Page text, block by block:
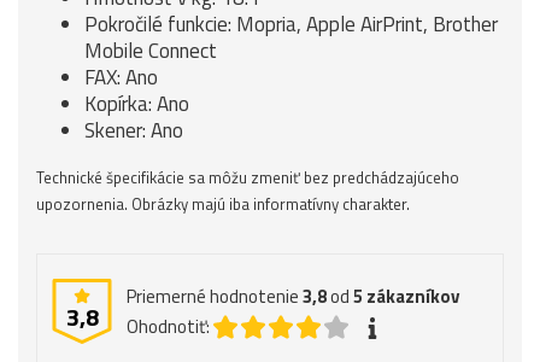
Pokročilé funkcie: Mopria, Apple AirPrint, Brother
Mobile Connect
FAX: Ano
Kopírka: Ano
Skener: Ano
Technické špecifikácie sa môžu zmeniť bez predchádzajúceho
upozornenia. Obrázky majú iba informatívny charakter.
3,8
Priemerné hodnotenie3,8od5 zákazníkov
Ohodnotiť: